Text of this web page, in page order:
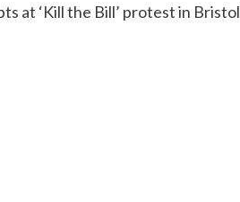
at ‘Kill the Bill’ protest in Bristol